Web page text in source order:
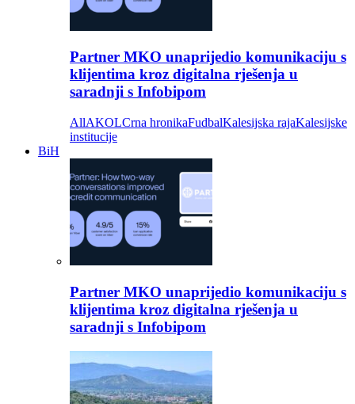
Partner MKO unaprijedio komunikaciju s
klijentima kroz digitalna rješenja u
saradnji s Infobipom
AllAKOLCrna hronikaFudbalKalesijska rajaKalesijske
institucije
BiH
Partner MKO unaprijedio komunikaciju s
klijentima kroz digitalna rješenja u
saradnji s Infobipom